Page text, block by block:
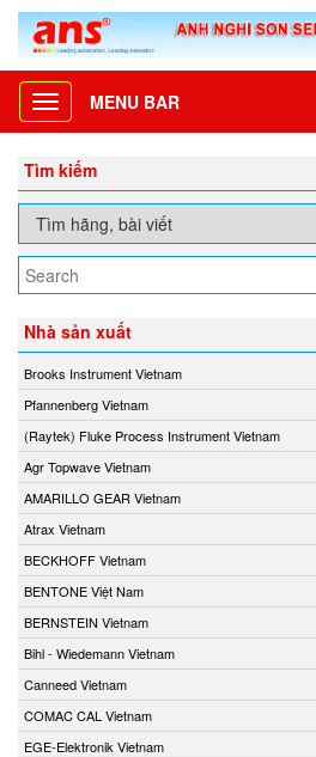
Toggle
navigation
MENU BAR
Tìm kiếm
Nhà sản xuất
Brooks Instrument Vietnam
Pfannenberg Vietnam
(Raytek) Fluke Process Instrument Vietnam
Agr Topwave Vietnam
AMARILLO GEAR Vietnam
Atrax Vietnam
BECKHOFF Vietnam
BENTONE Việt Nam
BERNSTEIN Vietnam
Bihl - Wiedemann Vietnam
Canneed Vietnam
COMAC CAL Vietnam
EGE-Elektronik Vietnam